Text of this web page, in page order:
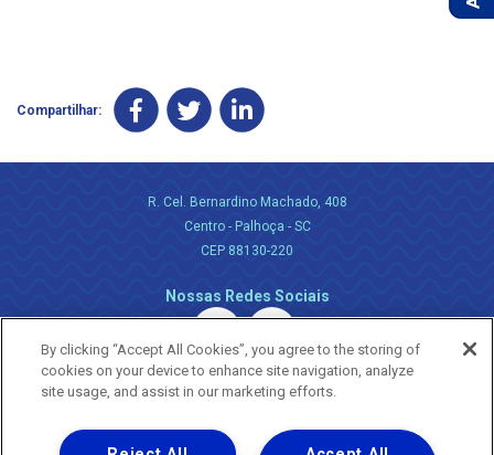
Compartilhar:
R. Cel. Bernardino Machado, 408
Centro - Palhoça - SC
CEP 88130-220
Nossas Redes Sociais
By clicking “Accept All Cookies”, you agree to the storing of
cookies on your device to enhance site navigation, analyze
site usage, and assist in our marketing efforts.